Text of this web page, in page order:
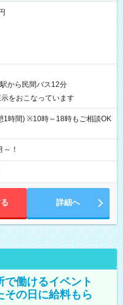
から民間バス12分
をおこなっています
時間) ※10時～18時もご相談OK
！
詳細へ
で働けるイベント
の日に給料もら